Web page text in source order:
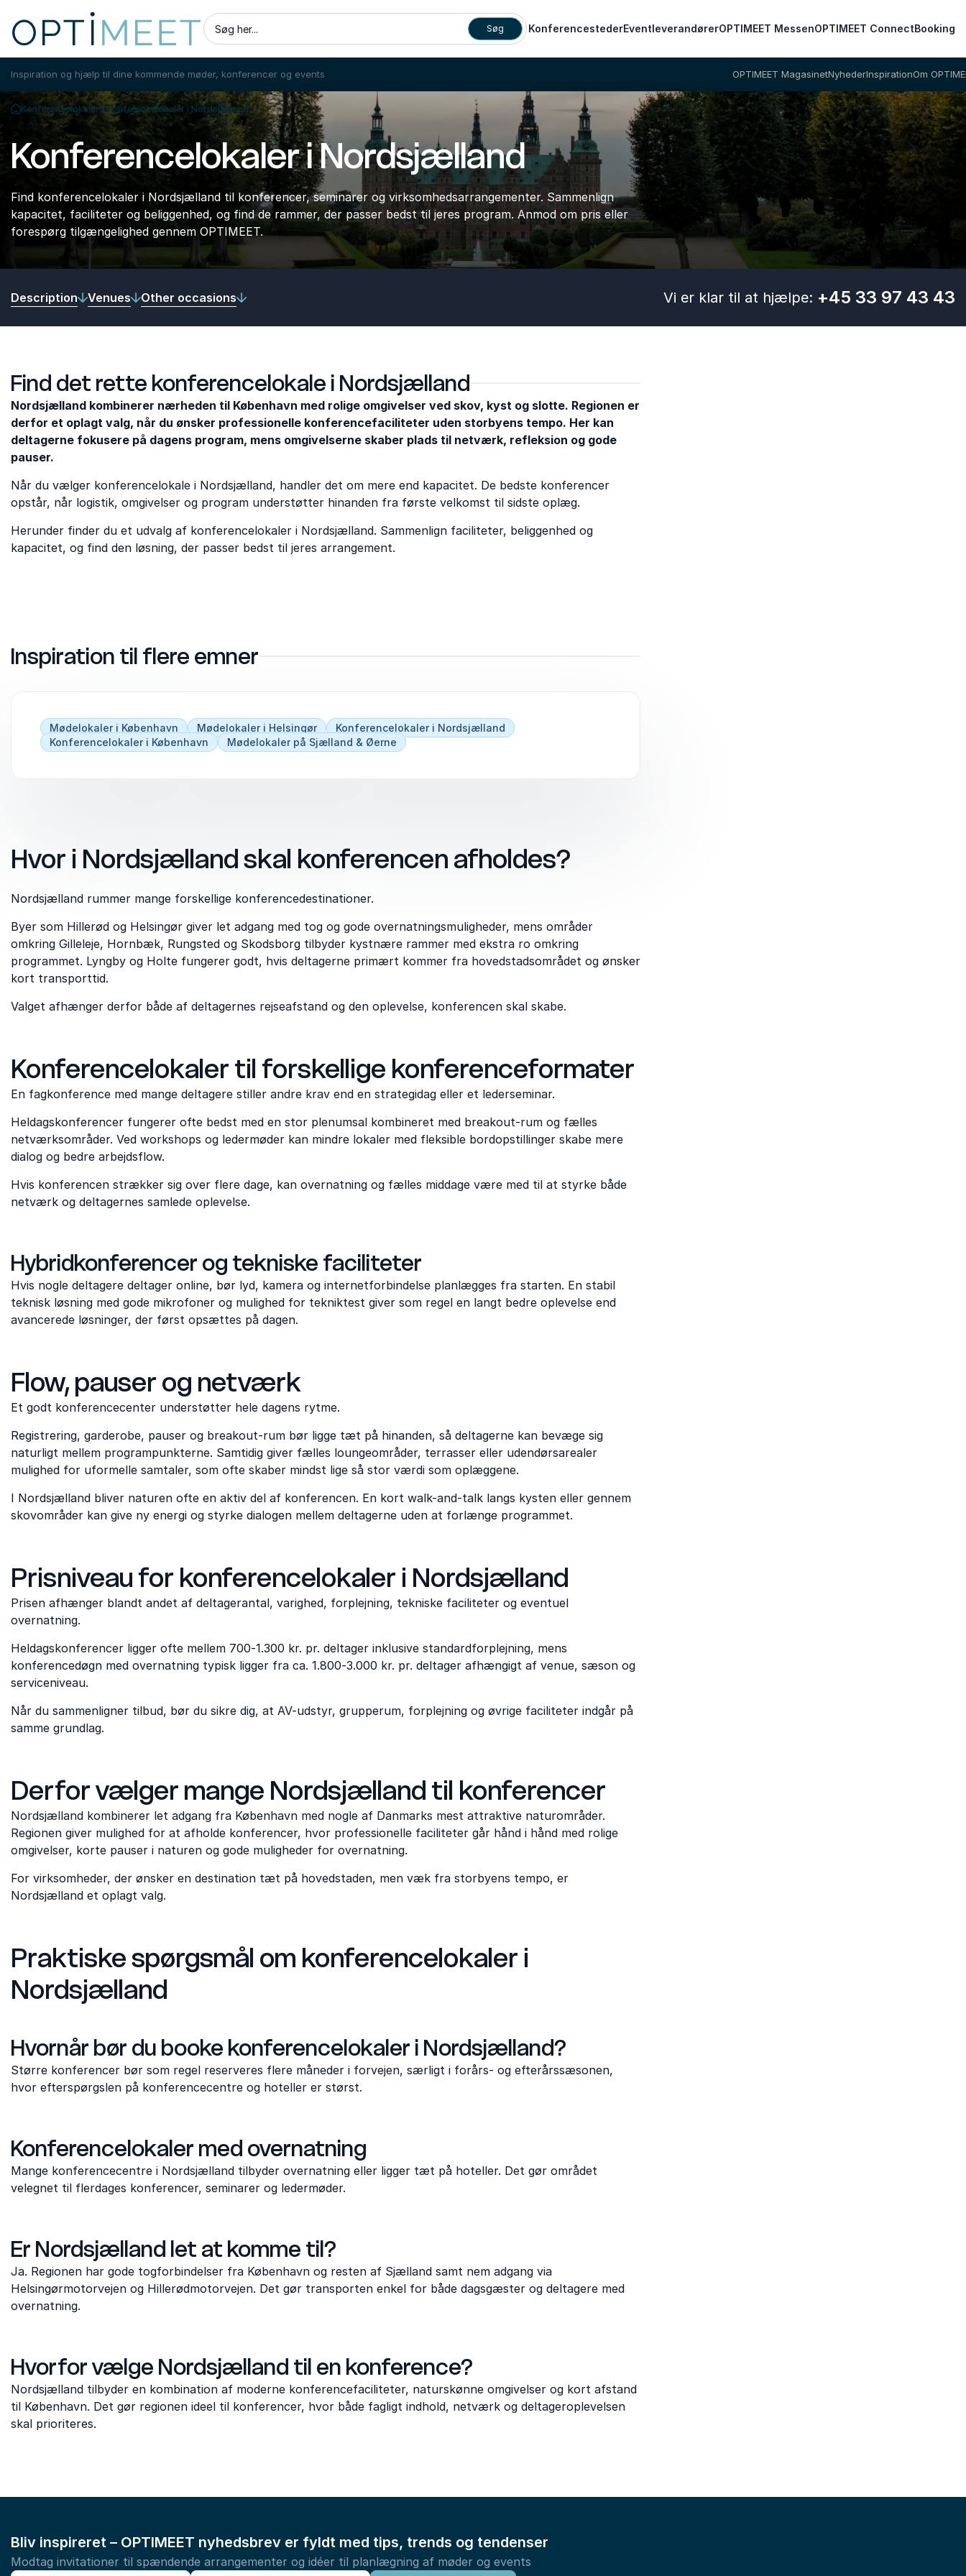
Søg her... Søg KonferencestederEventleverandørerOPTIMEET MessenOPTIMEET ConnectBooking
Inspiration og hjælp til dine kommende møder, konferencer og events OPTIMEET MagasinetNyhederInspirationOm
Tilbage til forsiden
Konferencelokaler Konferencelokaler i Nordsjælland
Konferencelokaler i Nordsjælland
Find konferencelokaler i Nordsjælland til konferencer, seminarer og virksomhedsarrangementer. Sammenlign
kapacitet, faciliteter og beliggenhed, og find de rammer, der passer bedst til jeres program. Anmod om pris eller
forespørg tilgængelighed gennem OPTIMEET.
Description Venues Other occasions Vi er klar til at hjælpe: +45 33 97 43 43
Find det rette konferencelokale i Nordsjælland
Nordsjælland kombinerer nærheden til København med rolige omgivelser ved skov, kyst og slotte. Regionen er
derfor et oplagt valg, når du ønsker professionelle konferencefaciliteter uden storbyens tempo. Her kan
deltagerne fokusere på dagens program, mens omgivelserne skaber plads til netværk, refleksion og gode
pauser.
Når du vælger konferencelokale i Nordsjælland, handler det om mere end kapacitet. De bedste konferencer
opstår, når logistik, omgivelser og program understøtter hinanden fra første velkomst til sidste oplæg.
Herunder finder du et udvalg af konferencelokaler i Nordsjælland. Sammenlign faciliteter, beliggenhed og
kapacitet, og find den løsning, der passer bedst til jeres arrangement.
Inspiration til flere emner
Mødelokaler i København Mødelokaler i Helsingør
Konferencelokaler i Nordsjælland
Konferencelokaler i København
Mødelokaler på Sjælland & Øerne
Hvor i Nordsjælland skal konferencen afholdes?
Nordsjælland rummer mange forskellige konferencedestinationer.
Byer som Hillerød og Helsingør giver let adgang med tog og gode overnatningsmuligheder, mens områder
omkring Gilleleje, Hornbæk, Rungsted og Skodsborg tilbyder kystnære rammer med ekstra ro omkring
programmet. Lyngby og Holte fungerer godt, hvis deltagerne primært kommer fra hovedstadsområdet og ønsker
kort transporttid.
Valget afhænger derfor både af deltagernes rejseafstand og den oplevelse, konferencen skal skabe.
Konferencelokaler til forskellige konferenceformater
En fagkonference med mange deltagere stiller andre krav end en strategidag eller et lederseminar.
Heldagskonferencer fungerer ofte bedst med en stor plenumsal kombineret med breakout-rum og fælles
netværksområder. Ved workshops og ledermøder kan mindre lokaler med fleksible bordopstillinger skabe mere
dialog og bedre arbejdsflow.
Hvis konferencen strækker sig over flere dage, kan overnatning og fælles middage være med til at styrke både
netværk og deltagernes samlede oplevelse.
Hybridkonferencer og tekniske faciliteter
Hvis nogle deltagere deltager online, bør lyd, kamera og internetforbindelse planlægges fra starten. En stabil
teknisk løsning med gode mikrofoner og mulighed for tekniktest giver som regel en langt bedre oplevelse end
avancerede løsninger, der først opsættes på dagen.
Flow, pauser og netværk
Et godt konferencecenter understøtter hele dagens rytme.
Registrering, garderobe, pauser og breakout-rum bør ligge tæt på hinanden, så deltagerne kan bevæge sig
naturligt mellem programpunkterne. Samtidig giver fælles loungeområder, terrasser eller udendørsarealer
mulighed for uformelle samtaler, som ofte skaber mindst lige så stor værdi som oplæggene.
I Nordsjælland bliver naturen ofte en aktiv del af konferencen. En kort walk-and-talk langs kysten eller gennem
skovområder kan give ny energi og styrke dialogen mellem deltagerne uden at forlænge programmet.
Prisniveau for konferencelokaler i Nordsjælland
Prisen afhænger blandt andet af deltagerantal, varighed, forplejning, tekniske faciliteter og eventuel
overnatning.
Heldagskonferencer ligger ofte mellem 700-1.300 kr. pr. deltager inklusive standardforplejning, mens
konferencedøgn med overnatning typisk ligger fra ca. 1.800-3.000 kr. pr. deltager afhængigt af venue, sæson og
serviceniveau.
Når du sammenligner tilbud, bør du sikre dig, at AV-udstyr, grupperum, forplejning og øvrige faciliteter indgår på
samme grundlag.
Derfor vælger mange Nordsjælland til konferencer
Nordsjælland kombinerer let adgang fra København med nogle af Danmarks mest attraktive naturområder.
Regionen giver mulighed for at afholde konferencer, hvor professionelle faciliteter går hånd i hånd med rolige
omgivelser, korte pauser i naturen og gode muligheder for overnatning.
For virksomheder, der ønsker en destination tæt på hovedstaden, men væk fra storbyens tempo, er
Nordsjælland et oplagt valg.
Praktiske spørgsmål om konferencelokaler i
Nordsjælland
Hvornår bør du booke konferencelokaler i Nordsjælland?
Større konferencer bør som regel reserveres flere måneder i forvejen, særligt i forårs- og efterårssæsonen,
hvor efterspørgslen på konferencecentre og hoteller er størst.
Konferencelokaler med overnatning
Mange konferencecentre i Nordsjælland tilbyder overnatning eller ligger tæt på hoteller. Det gør området
velegnet til flerdages konferencer, seminarer og ledermøder.
Er Nordsjælland let at komme til?
Ja. Regionen har gode togforbindelser fra København og resten af Sjælland samt nem adgang via
Helsingørmotorvejen og Hillerødmotorvejen. Det gør transporten enkel for både dagsgæster og deltagere med
overnatning.
Hvorfor vælge Nordsjælland til en konference?
Nordsjælland tilbyder en kombination af moderne konferencefaciliteter, naturskønne omgivelser og kort afstand
til København. Det gør regionen ideel til konferencer, hvor både fagligt indhold, netværk og deltageroplevelsen
skal prioriteres.
Bliv inspireret – OPTIMEET nyhedsbrev er fyldt med tips, trends og tendenser
Modtag invitationer til spændende arrangementer og idéer til planlægning af møder og events